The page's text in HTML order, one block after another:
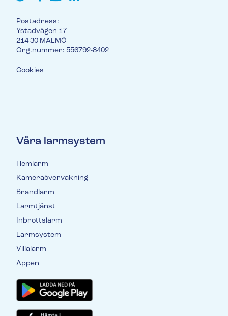
Postadress:
Ystadvägen 17
214 30 MALMÖ
Org.nummer: 556792-8402
Cookies
Våra larmsystem
Hemlarm
Kameraövervakning
Brandlarm
Larmtjänst
Inbrottslarm
Larmsystem
Villalarm
Appen